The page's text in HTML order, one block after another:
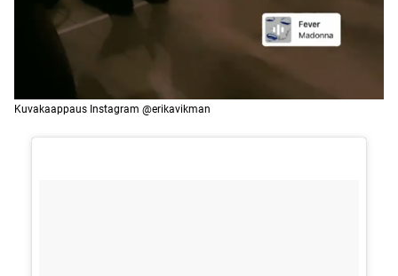
Kuvakaappaus Instagram @erikavikman